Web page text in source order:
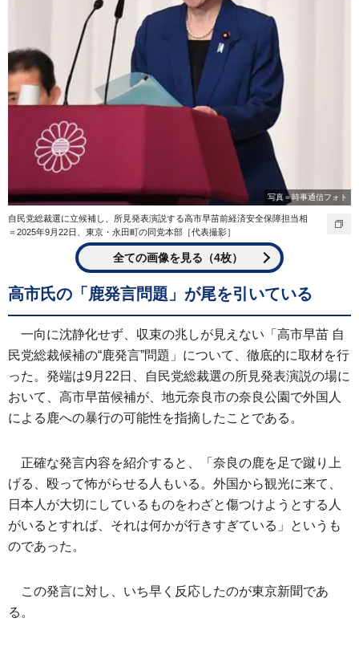
写真＝時事通信フォト
自民党総裁選に立候補し、所見発表演説する高市早苗前経済安全保障担当相
＝2025年9月22日、東京・永田町の同党本部［代表撮影］
全ての画像を見る（4枚）
高市氏の「鹿発言問題」が尾を引いている
一向に沈静化せず、収束の兆しが見えない「高市早苗 自
民党総裁候補の“鹿発言”問題」について、徹底的に取材を行
った。発端は9月22日、自民党総裁選の所見発表演説の場に
おいて、高市早苗候補が、地元奈良市の奈良公園で外国人
による鹿への暴行の可能性を指摘したことである。
正確な発言内容を紹介すると、「奈良の鹿を足で蹴り上
げる、殴って怖がらせる人もいる。外国から観光に来て、
日本人が大切にしているものをわざと傷つけようとする人
がいるとすれば、それは何かが行きすぎている」というも
のであった。
この発言に対し、いち早く反応したのが東京新聞であ
る。